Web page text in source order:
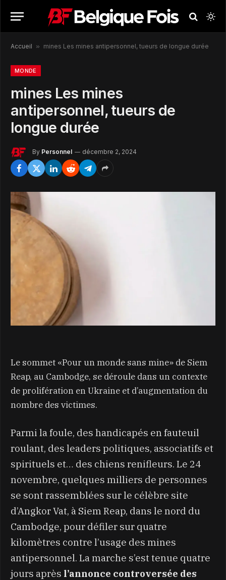
Accueil » mines Les mines antipersonnel, tueurs de longue durée
MONDE
mines Les mines
antipersonnel, tueurs de
longue durée
By Personnel décembre 2, 2024
Le sommet «Pour un monde sans mine» de Siem
Reap, au Cambodge, se déroule dans un contexte
de prolifération en Ukraine et d’augmentation du
nombre des victimes.
Parmi la foule, des handicapés en fauteuil
roulant, des leaders politiques, associatifs et
spirituels et… des chiens renifleurs. Le 24
novembre, quelques milliers de personnes
se sont rassemblées sur le célèbre site
d’Angkor Vat, à Siem Reap, dans le nord du
Cambodge, pour défiler sur quatre
kilomètres contre l’usage des mines
antipersonnel. La marche s’est tenue quatre
jours après l’annonce controversée des